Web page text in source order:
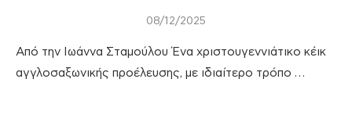
08/12/2025
Από την Ιωάννα Σταμούλου Ένα χριστουγεννιάτικο κέικ
αγγλοσαξωνικής προέλευσης, με ιδιαίτερο τρόπο …